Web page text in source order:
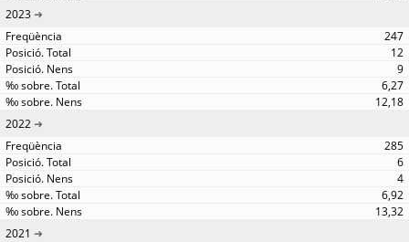
2023
247
12
9
6,27
12,18
2022
285
6
4
6,92
13,32
2021